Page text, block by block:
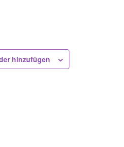
hinzufügen